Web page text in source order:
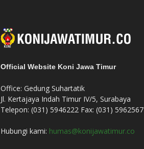
Official Website Koni Jawa Timur
Office: Gedung Suhartatik
Jl. Kertajaya Indah Timur IV/5, Surabaya
Telepon: (031) 5946222 Fax: (031) 5962567
Hubungi kami: humas@konijawatimur.co